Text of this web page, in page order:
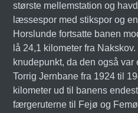
største mellemstation og
læssespor med stikspor og
Horslunde fortsatte banen
lå 24,1 kilometer fra
knudepunkt, da den også var
Torrig Jernbane fra 1924 til
kilometer ud til banens
færgeruterne til Fejø og